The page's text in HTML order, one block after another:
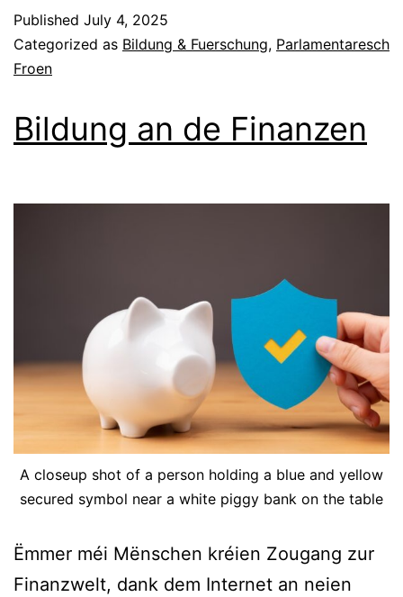
Published July 4, 2025
Categorized as Bildung & Fuerschung, Parlamentaresch
Froen
Bildung an de Finanzen
A closeup shot of a person holding a blue and yellow
secured symbol near a white piggy bank on the table
Ëmmer méi Mënschen kréien Zougang zur
Finanzwelt, dank dem Internet an neien